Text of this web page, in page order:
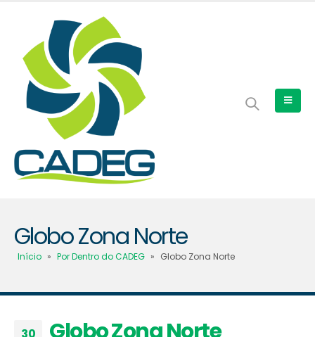
Globo Zona Norte
Início » Por Dentro do CADEG » Globo Zona Norte